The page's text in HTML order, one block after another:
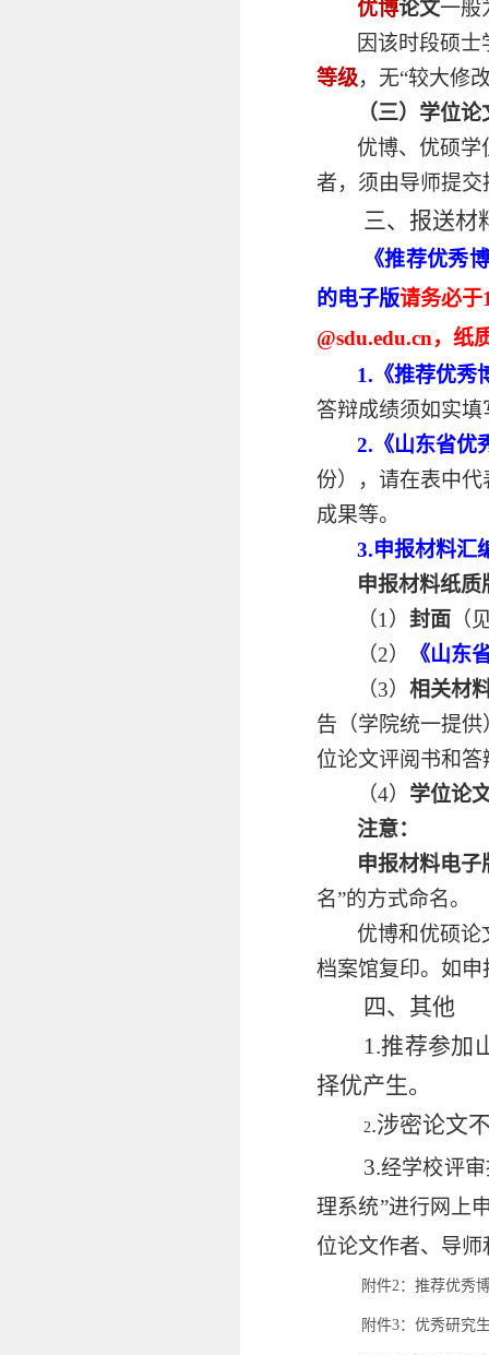
优博论文一般
因该时段硕
等级，无“较大修
（三）学位
优博、优硕学
者，须由导师提
三、报送材
《推荐优秀
的电子版请务必于
@sdu.edu.cn，纸
1.《推荐优秀
答辩成绩须如实
2. 《山东省
份），请在表中
成果等。
3.申报材料汇
申报材料纸质
（1） 封面 （
（2）
《山东
（3） 相关材
告（学院统一提
位论文评阅书和
（4） 学位论
注意：
申报材料电子
名”的方式命名。
优博和优硕论
档案馆复印。如
四、其他
1.推荐参加
择优产生。
2.涉密论文
3.经学校评
理系统”进行网上
位论文作者、导
附件2：推荐优秀
附件3：优秀研究